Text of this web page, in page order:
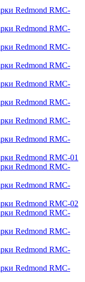
Redmond RMC-
Redmond RMC-
Redmond RMC-
Redmond RMC-
Redmond RMC-
Redmond RMC-
Redmond RMC-
Redmond RMC-
Redmond RMC-01
Redmond RMC-
Redmond RMC-
Redmond RMC-02
Redmond RMC-
Redmond RMC-
Redmond RMC-
Redmond RMC-